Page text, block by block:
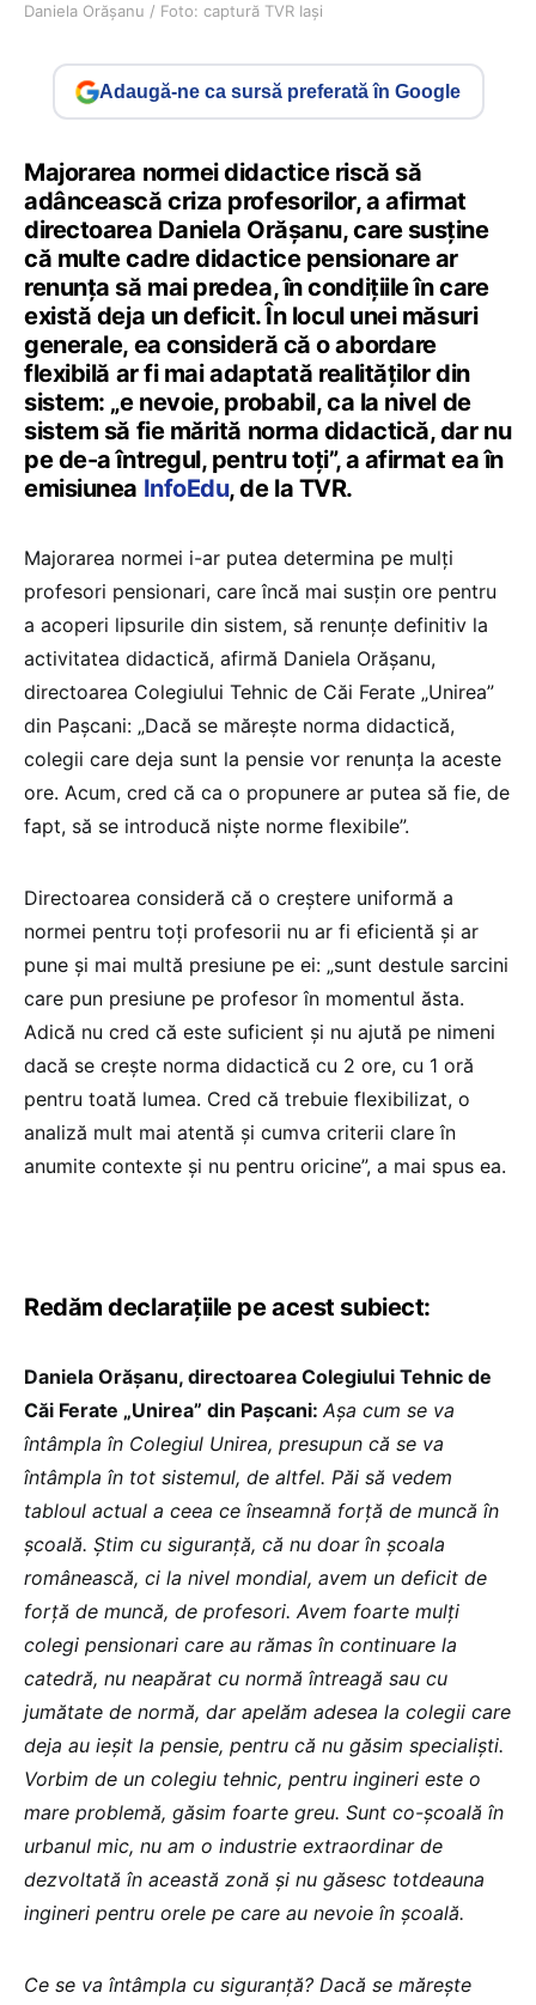
Daniela Orășanu / Foto: captură TVR Iași
Adaugă-ne ca sursă preferată în Google
Majorarea normei didactice riscă să
adâncească criza profesorilor, a afirmat
directoarea Daniela Orășanu, care susține
că multe cadre didactice pensionare ar
renunța să mai predea, în condițiile în care
există deja un deficit. În locul unei măsuri
generale, ea consideră că o abordare
flexibilă ar fi mai adaptată realităților din
sistem: „e nevoie, probabil, ca la nivel de
sistem să fie mărită norma didactică, dar nu
pe de-a întregul, pentru toți”, a afirmat ea în
emisiunea InfoEdu, de la TVR.
Majorarea normei i-ar putea determina pe mulți
profesori pensionari, care încă mai susțin ore pentru
a acoperi lipsurile din sistem, să renunțe definitiv la
activitatea didactică, afirmă Daniela Orășanu,
directoarea Colegiului Tehnic de Căi Ferate „Unirea”
din Pașcani: „Dacă se mărește norma didactică,
colegii care deja sunt la pensie vor renunța la aceste
ore. Acum, cred că ca o propunere ar putea să fie, de
fapt, să se introducă niște norme flexibile”.
Directoarea consideră că o creștere uniformă a
normei pentru toți profesorii nu ar fi eficientă și ar
pune și mai multă presiune pe ei: „sunt destule sarcini
care pun presiune pe profesor în momentul ăsta.
Adică nu cred că este suficient și nu ajută pe nimeni
dacă se crește norma didactică cu 2 ore, cu 1 oră
pentru toată lumea. Cred că trebuie flexibilizat, o
analiză mult mai atentă și cumva criterii clare în
anumite contexte și nu pentru oricine”, a mai spus ea.
Redăm declarațiile pe acest subiect:
Daniela Orășanu, directoarea Colegiului Tehnic de
Căi Ferate „Unirea” din Pașcani:Așa cum se va
întâmpla în Colegiul Unirea, presupun că se va
întâmpla în tot sistemul, de altfel. Păi să vedem
tabloul actual a ceea ce înseamnă forță de muncă în
școală. Știm cu siguranță, că nu doar în școala
românească, ci la nivel mondial, avem un deficit de
forță de muncă, de profesori. Avem foarte mulți
colegi pensionari care au rămas în continuare la
catedră, nu neapărat cu normă întreagă sau cu
jumătate de normă, dar apelăm adesea la colegii care
deja au ieșit la pensie, pentru că nu găsim specialiști.
Vorbim de un colegiu tehnic, pentru ingineri este o
mare problemă, găsim foarte greu. Sunt co-școală în
urbanul mic, nu am o industrie extraordinar de
dezvoltată în această zonă și nu găsesc totdeauna
ingineri pentru orele pe care au nevoie în școală.
Ce se va întâmpla cu siguranță? Dacă se mărește